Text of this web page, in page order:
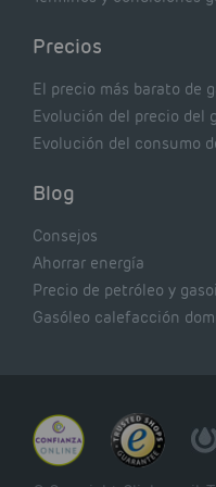
Precios
El precio más barato de
Evolución del precio del
Evolución del consumo
Blog
Consejos
Ahorrar energía
Precio de petróleo y
Gasóleo calefacción